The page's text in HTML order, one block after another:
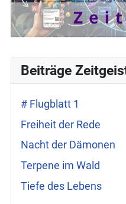
Beiträge
# Flugblatt 1
Freiheit der Rede
Nacht der Dämonen
Terpene im Wald
Tiefe des Lebens